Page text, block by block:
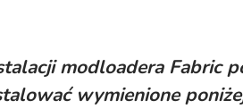
modloadera Fabric
wymienione